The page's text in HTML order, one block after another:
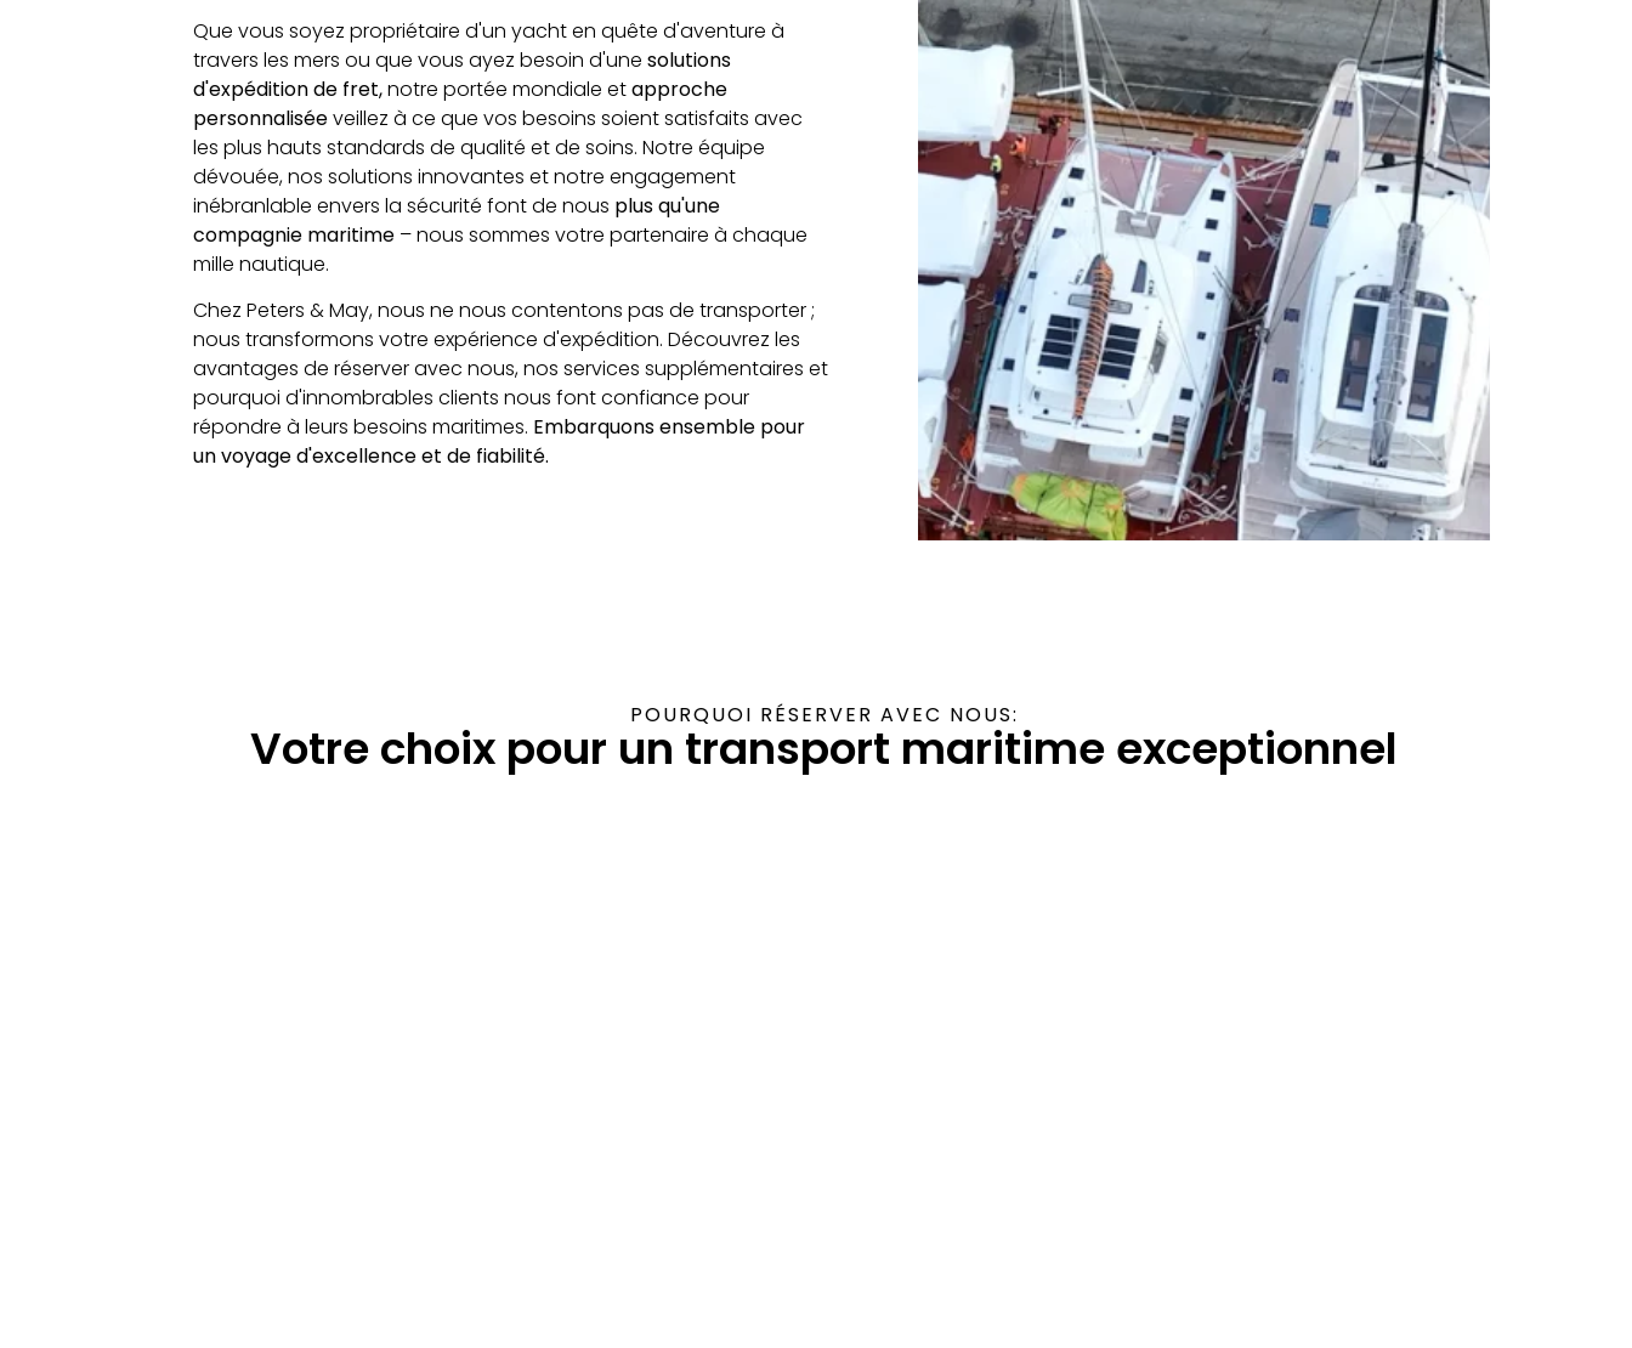
Que vous soyez propriétaire d'un yacht en quête d'aventure à
travers les mers ou que vous ayez besoin d'une solutions
d'expédition de fret,notre portée mondiale etapproche
personnaliséeveillez à ce que vos besoins soient satisfaits avec
les plus hauts standards de qualité et de soins. Notre équipe
dévouée, nos solutions innovantes et notre engagement
inébranlable envers la sécurité font de nous plus qu'une
compagnie maritime – nous sommes votre partenaire à chaque
mille nautique.
Chez Peters & May, nous ne nous contentons pas de transporter ;
nous transformons votre expérience d'expédition. Découvrez les
avantages de réserver avec nous, nos services supplémentaires et
pourquoi d'innombrables clients nous font confiance pour
répondre à leurs besoins maritimes. Embarquons ensemble pour
un voyage d'excellence et de fiabilité.
POURQUOI RÉSERVER AVEC NOUS:
Votre choix pour un transport maritime exceptionnel